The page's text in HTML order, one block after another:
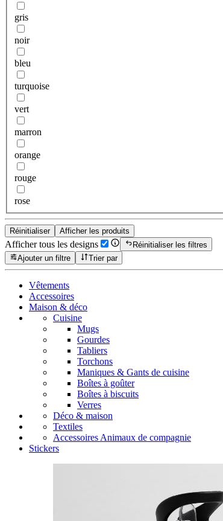
gris
noir
bleu
turquoise
vert
marron
orange
rouge
rose
Réinitialiser Afficher les produits
Afficher tous les designs
Réinitialiser les filtres
Ajouter un filtre
Trier par
Vêtements
Accessoires
Maison & déco
Cuisine
Mugs
Gourdes
Tabliers
Torchons
Maniques & Gants de cuisine
Boîtes à goûter
Boîtes à biscuits
Verres
Déco & maison
Textiles
Accessoires Animaux de compagnie
Stickers